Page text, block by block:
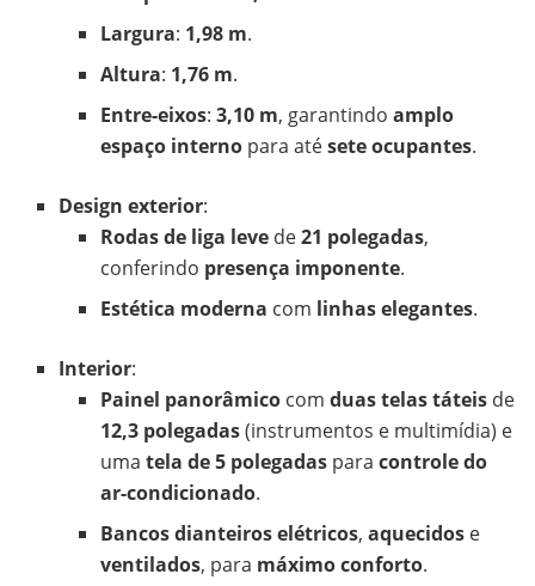
Largura: 1,98 m.
Altura: 1,76 m.
Entre-eixos: 3,10 m, garantindo amplo
espaço internopara atésete ocupantes.
Design exterior:
Rodas de liga levede21 polegadas,
conferindo presença imponente.
Estética moderna com linhas elegantes.
Interior:
Painel panorâmicocom duas telas táteisde
12,3 polegadas(instrumentos e multimídia) e
uma tela de 5 polegadaspara controle do
ar-condicionado.
Bancos dianteiros elétricos, aquecidose
ventilados, para máximo conforto.